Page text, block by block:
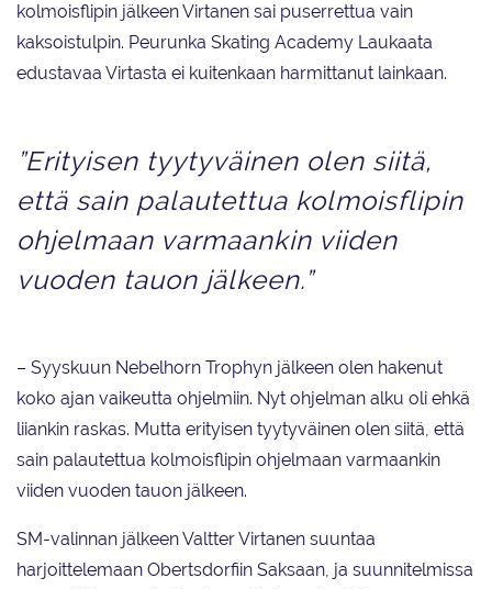
kolmoisflipin jälkeen Virtanen sai puserrettua vain
kaksoistulpin. Peurunka Skating Academy Laukaata
edustavaa Virtasta ei kuitenkaan harmittanut lainkaan.
”Erityisen tyytyväinen olen siitä,
että sain palautettua kolmoisflipin
ohjelmaan varmaankin viiden
vuoden tauon jälkeen.”
– Syyskuun Nebelhorn Trophyn jälkeen olen hakenut
koko ajan vaikeutta ohjelmiin. Nyt ohjelman alku oli ehkä
liiankin raskas. Mutta erityisen tyytyväinen olen siitä, että
sain palautettua kolmoisflipin ohjelmaan varmaankin
viiden vuoden tauon jälkeen.
SM-valinnan jälkeen Valtter Virtanen suuntaa
harjoittelemaan Obertsdorfiin Saksaan, ja suunnitelmissa